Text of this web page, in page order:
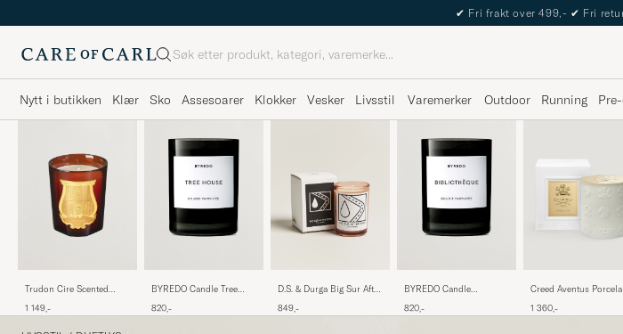
✔ Fri frakt over 499,- ✔ Fri
Søk
Nytt i butikken Klær Sko Assesoarer Klokker Vesker Livsstil Varemerker Outdoor Running
Trudon Cire Scented
1 149,-
BYREDO Candle Tree
820,-
D.S. & Durga Big Sur After
200g
849,-
BYREDO Candle
820,-
Creed Aventus
1 360,-